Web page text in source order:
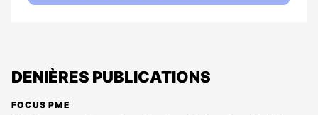
DENIÈRES PUBLICATIONS
FOCUS PME